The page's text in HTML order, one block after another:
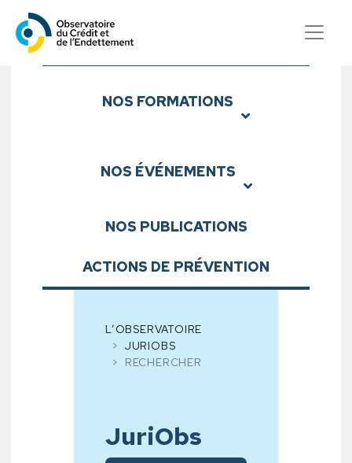
Observatoire du Crédit et
Sous-menu
NOS FORMATIONS
NOS ÉVÉNEMENTS
NOS PUBLICATIONS
ACTIONS DE PRÉVENTION
L’OBSERVATOIRE
JURIOBS
RECHERCHER
JuriObs